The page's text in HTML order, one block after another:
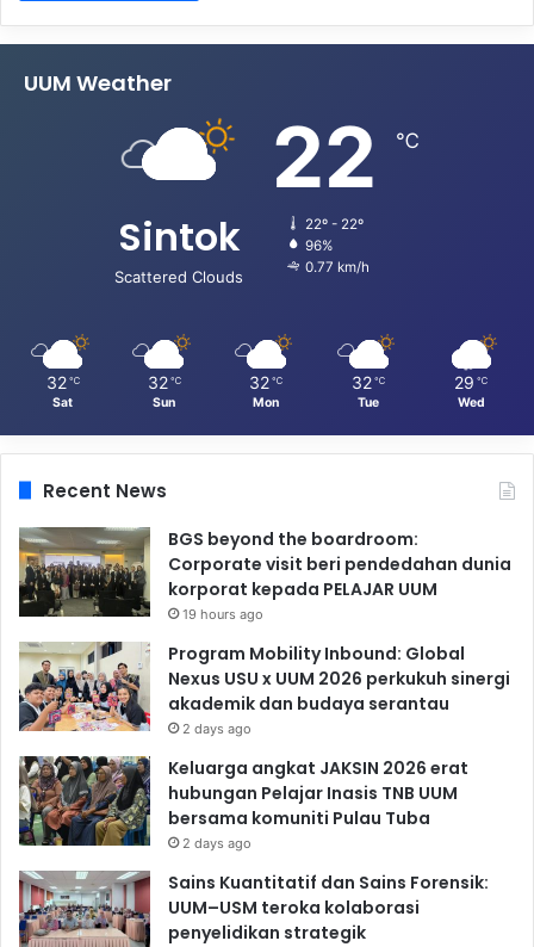
UUM Weather
Sintok
Scattered Clouds
22 ℃
22º - 22º
96%
0.77 km/h
32 ℃
Sat
32 ℃
Sun
32 ℃
Mon
32 ℃
Tue
29 ℃
Wed
Recent News
BGS beyond the boardroom:
Corporate visit beri pendedahan dunia
korporat kepada PELAJAR UUM
19 hours ago
Program Mobility Inbound: Global
Nexus USU x UUM 2026 perkukuh sinergi
akademik dan budaya serantau
2 days ago
Keluarga angkat JAKSIN 2026 erat
hubungan Pelajar Inasis TNB UUM
bersama komuniti Pulau Tuba
2 days ago
Sains Kuantitatif dan Sains Forensik:
UUM–USM teroka kolaborasi
penyelidikan strategik